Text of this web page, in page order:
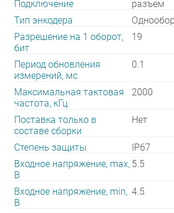
Подключение
разъем
Тип энкодера
Разрешение на 1 оборот,
бит
19
Период обновления
измерений, мс
0.1
Максимальная тактовая
частота, кГц
2000
Поставка только в
составе сборки
Нет
Степень защиты
IP67
Входное напряжение, max,
В
5.5
Входное напряжение, min,
В
4.5